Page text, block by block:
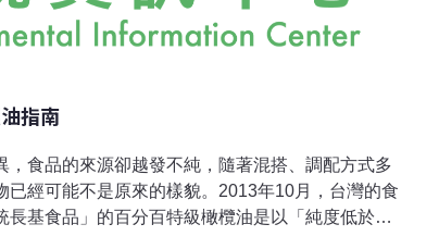
指南
，食品的來源卻越發不純，隨著混搭、調配方式多
已經可能不是原來的樣貌。2013年10月，台灣的食
長基食品」的百分百特級橄欖油是以「純度低於